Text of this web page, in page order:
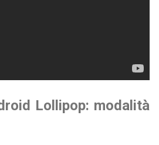
Lollipop: modalità